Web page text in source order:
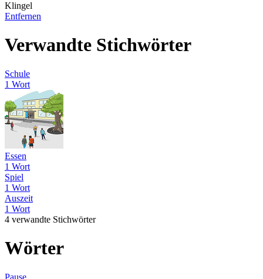
Klingel
Entfernen
Verwandte Stichwörter
Schule
1 Wort
Essen
1 Wort
Spiel
1 Wort
Auszeit
1 Wort
4 verwandte Stichwörter
Wörter
Pause